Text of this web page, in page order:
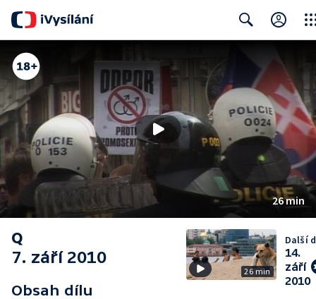
26 min
Q
7. září 2010
Obsah dílu
26 min
Další
14.
září
2010